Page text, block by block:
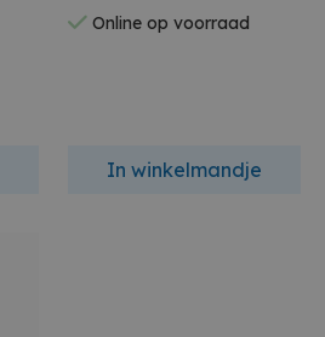
Online op voorraad
In winkelmandje